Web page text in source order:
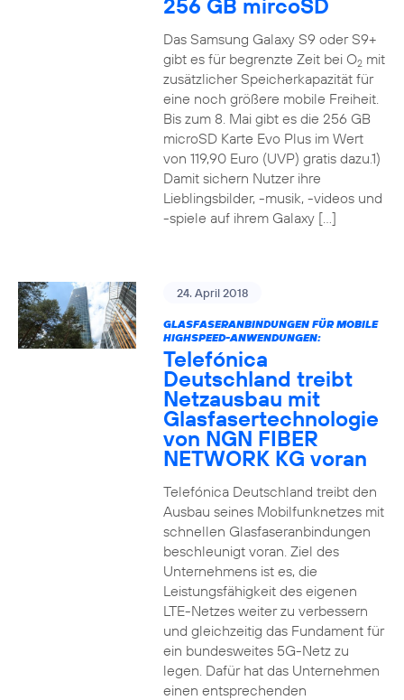
256 GB mircoSD
Das Samsung Galaxy S9 oder S9+
gibt es für begrenzte Zeit bei O2mit
zusätzlicher Speicherkapazität für
eine noch größere mobile Freiheit.
Bis zum 8. Mai gibt es die 256 GB
microSD Karte Evo Plus im Wert
von 119,90 Euro (UVP) gratis dazu.1)
Damit sichern Nutzer ihre
Lieblingsbilder, -musik, -videos und
-spiele auf ihrem Galaxy […]
24. April 2018
GLASFASERANBINDUNGEN FÜR MOBILE
HIGHSPEED-ANWENDUNGEN:
Telefónica
Deutschland treibt
Netzausbau mit
Glasfasertechnologie
von NGN FIBER
NETWORK KG voran
Telefónica Deutschland treibt den
Ausbau seines Mobilfunknetzes mit
schnellen Glasfaseranbindungen
beschleunigt voran. Ziel des
Unternehmens ist es, die
Leistungsfähigkeit des eigenen
LTE-Netzes weiter zu verbessern
und gleichzeitig das Fundament für
ein bundesweites 5G-Netz zu
legen. Dafür hat das Unternehmen
einen entsprechenden